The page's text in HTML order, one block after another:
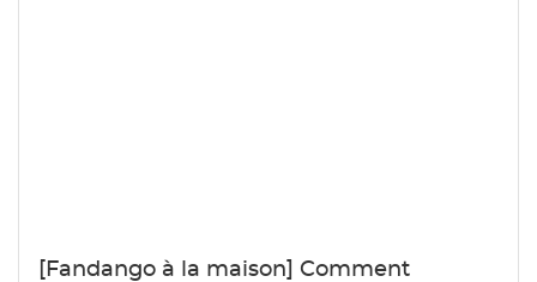
[Fandango à la maison] Comment